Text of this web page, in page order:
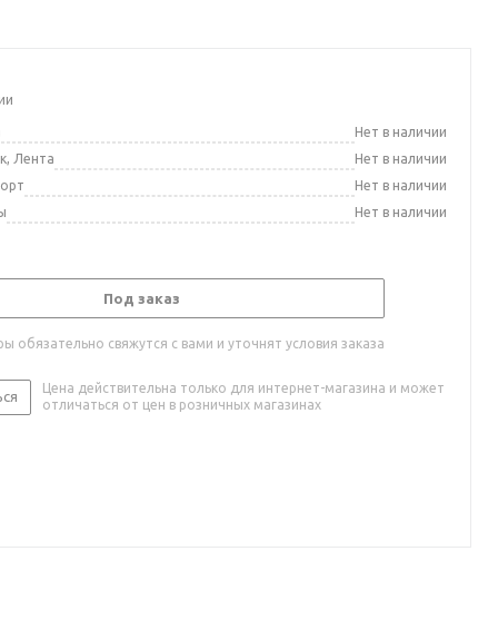
Нет в наличии
Лента
Нет в наличии
Нет в наличии
Нет в наличии
Под заказ
обязательно свяжутся с вами и уточнят условия заказа
Цена действительна только для интернет-магазина и может
отличаться от цен в розничных магазинах